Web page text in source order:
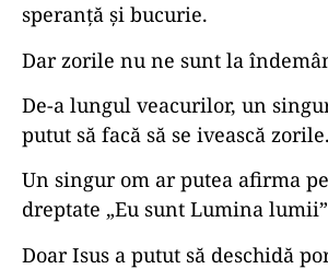
speranță și bucurie.
Dar zorile nu ne sunt la
De-a lungul veacurilor, un
putut să facă să se ivească zorile.
Un singur om ar putea afirma
dreptate „Eu sunt Lumina
Doar Isus a putut să deschidă